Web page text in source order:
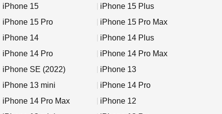
iPhone 15
iPhone 15 Plus
iPhone 15 Pro
iPhone 15 Pro Max
iPhone 14
iPhone 14 Plus
iPhone 14 Pro
iPhone 14 Pro Max
iPhone SE (2022)
iPhone 13
iPhone 13 mini
iPhone 14 Pro
iPhone 14 Pro Max
iPhone 12